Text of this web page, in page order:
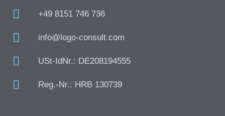
+49 8151 746 736
info@logo-consult.com
USt-IdNr.: DE208194555
Reg.-Nr.: HRB 130739